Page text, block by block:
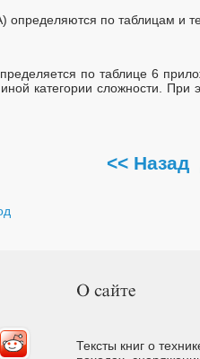
определяются по таблицам и
по таблице 6
категории сложности.
<< Назад
Тексты книг о